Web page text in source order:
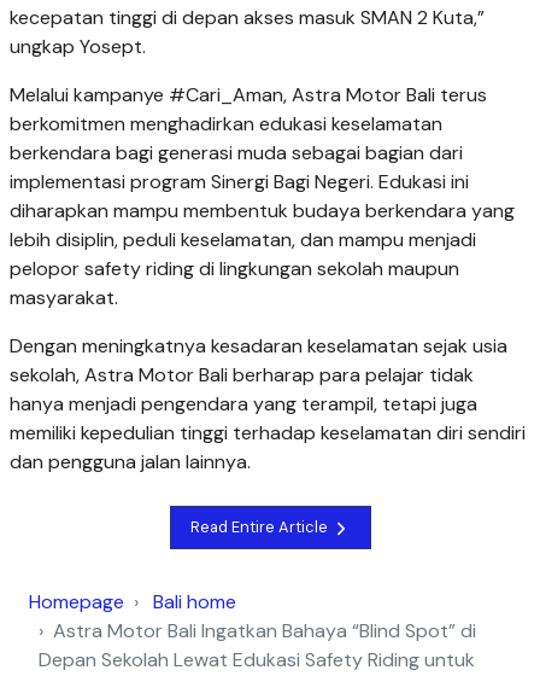
kecepatan tinggi di depan akses masuk SMAN 2 Kuta,”
ungkap Yosept.
Melalui kampanye #Cari_Aman, Astra Motor Bali terus
berkomitmen menghadirkan edukasi keselamatan
berkendara bagi generasi muda sebagai bagian dari
implementasi program Sinergi Bagi Negeri. Edukasi ini
diharapkan mampu membentuk budaya berkendara yang
lebih disiplin, peduli keselamatan, dan mampu menjadi
pelopor safety riding di lingkungan sekolah maupun
masyarakat.
Dengan meningkatnya kesadaran keselamatan sejak usia
sekolah, Astra Motor Bali berharap para pelajar tidak
hanya menjadi pengendara yang terampil, tetapi juga
memiliki kepedulian tinggi terhadap keselamatan diri sendiri
dan pengguna jalan lainnya.
Read Entire Article
Homepage
Bali home
Astra Motor Bali Ingatkan Bahaya “Blind Spot” di
Depan Sekolah Lewat Edukasi Safety Riding untuk